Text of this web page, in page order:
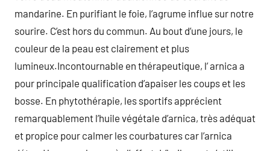
mandarine. En purifiant le foie, l’agrume influe sur notre
sourire. C’est hors du commun. Au bout d’une jours, le
couleur de la peau est clairement et plus
lumineux.Incontournable en thérapeutique, l’ arnica a
pour principale qualification d’apaiser les coups et les
bosse. En phytothérapie, les sportifs apprécient
remarquablement l’huile végétale d’arnica, très adéquat
et propice pour calmer les courbatures car l’arnica